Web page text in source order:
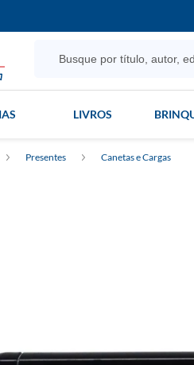
LIVROS
Presentes Canetas e Cargas